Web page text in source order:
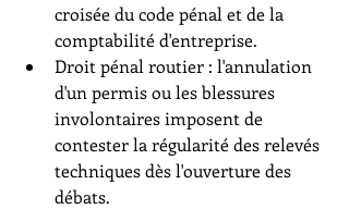
croisée du code pénal et de la
comptabilité d'entreprise.
Droit pénal routier : l'annulation
d'un permis ou les blessures
involontaires imposent de
contester la régularité des relevés
techniques dès l'ouverture des
débats.